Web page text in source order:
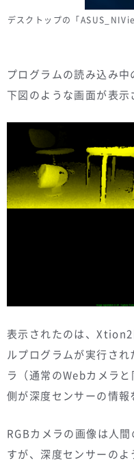
デスクトップの「
プログラムの読み込み中
下図のような画面が表示
表示されたのは、
ルプログラムが実行さ
ラ（通常のWebカメラ
側が深度センサーの情報
RGBカメラの画像は人
すが、深度センサーの